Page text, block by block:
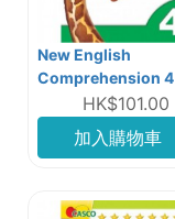
New English
Comprehension 4
HK$101.00
加入購物車